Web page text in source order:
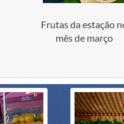
Frutas da estação
mês de março